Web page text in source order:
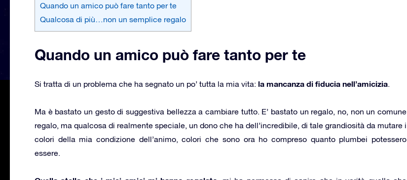
Quando un amico può fare tanto per te
Qualcosa di più…non un semplice regalo
Quando un amico può fare tanto per te
Si tratta di un problema che ha segnato un po’ tutta la mia vita: la mancanza di fiducia nell’amicizia.
Ma è bastato un gesto di suggestiva bellezza a cambiare tutto. E’ bastato un regalo, no, non un comune
regalo, ma qualcosa di realmente speciale, un dono che ha dell’incredibile, di tale grandiosità da mutare i
colori della mia condizione dell’animo, colori che sono ora ho compreso quanto plumbei potessero
essere.